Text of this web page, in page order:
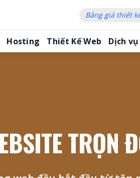
Bảng giá thiết
Hosting Thiết Kế Web Dịch vụ
TRỌN